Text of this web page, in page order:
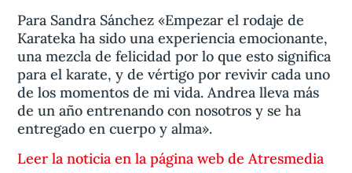
Para Sandra Sánchez «Empezar el rodaje de
Karateka ha sido una experiencia emocionante,
una mezcla de felicidad por lo que esto significa
para el karate, y de vértigo por revivir cada uno
de los momentos de mi vida. Andrea lleva más
de un año entrenando con nosotros y se ha
entregado en cuerpo y alma».
Leer la noticia en la página web de Atresmedia